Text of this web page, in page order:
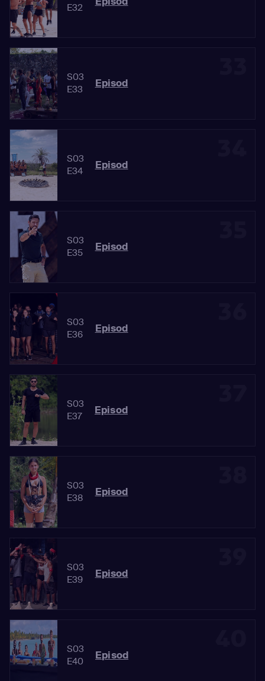
E32
S03
E33
Episod
S03
E34
Episod
S03
E35
Episod
S03
E36
Episod
S03
E37
Episod
S03
E38
Episod
S03
E39
Episod
S03
E40
Episod